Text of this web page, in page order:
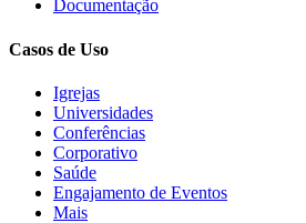
Documentação
Casos de Uso
Igrejas
Universidades
Conferências
Corporativo
Saúde
Engajamento de Eventos
Mais